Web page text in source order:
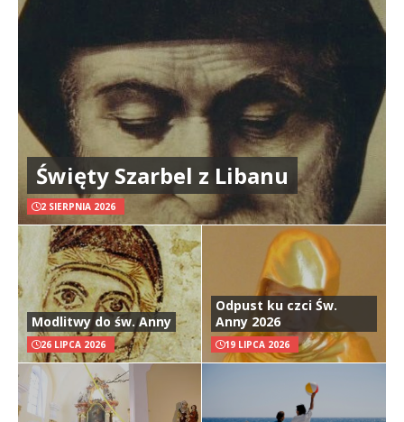
Święty Szarbel z Libanu
2 SIERPNIA 2026
Modlitwy do św. Anny
26 LIPCA 2026
Odpust ku czci Św.
Anny 2026
19 LIPCA 2026